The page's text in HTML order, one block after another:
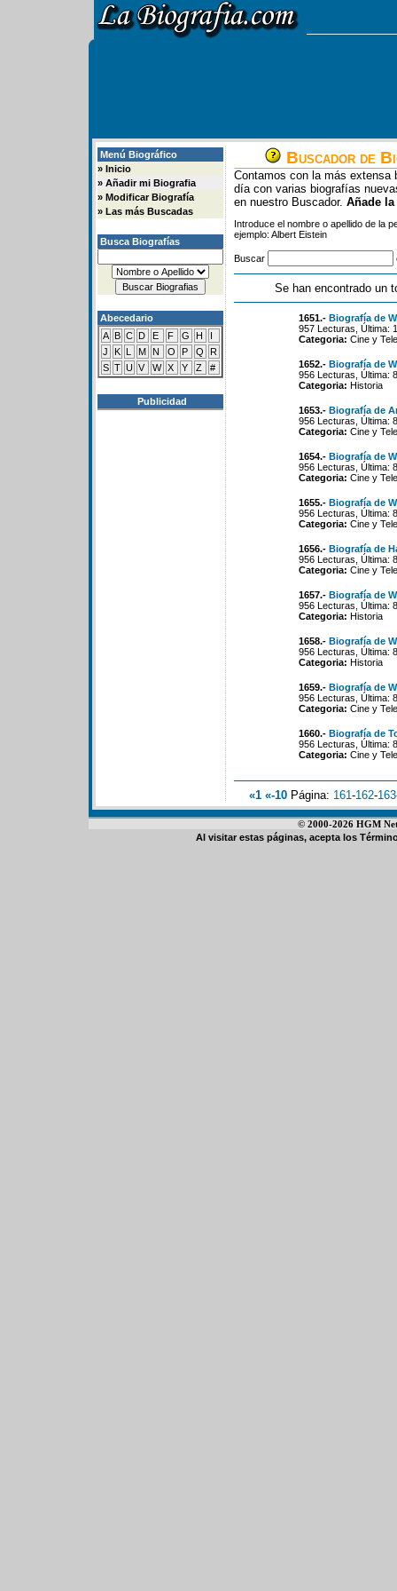
Menú Biográfico
» Inicio
» Añadir mi Biografia
» Modificar Biografía
» Las más Buscadas
Busca Biografías
Abecedario
A B C D E F G H
I
J
K L M N O P Q
R
S T U V W X Y Z #
Publicidad
Buscador de
Contamos con la más extensa
día con varias biografías
en nuestro Buscador. Añade
Introduce el nombre o apellido de la
ejemplo: Albert Eistein
Buscar
Se han encontrado un
1651.- Biografía de
957 Lecturas, Última:
Categoria: Cine y
1652.- Biografía de
956 Lecturas, Última:
Categoria: Historia
1653.- Biografía de
956 Lecturas, Última:
Categoria: Cine y
1654.- Biografía de
956 Lecturas, Última:
Categoria: Cine y
1655.- Biografía de
956 Lecturas, Última:
Categoria: Cine y
1656.- Biografía de
956 Lecturas, Última:
Categoria: Cine y
1657.- Biografía de
956 Lecturas, Última:
Categoria: Historia
1658.- Biografía de
956 Lecturas, Última:
Categoria: Historia
1659.- Biografía de
956 Lecturas, Última:
Categoria: Cine y
1660.- Biografía de
956 Lecturas, Última:
Categoria: Cine y
«1 «-10 Página: 161-162-163
© 2000-2026 HGM
Al visitar estas páginas, acepta los